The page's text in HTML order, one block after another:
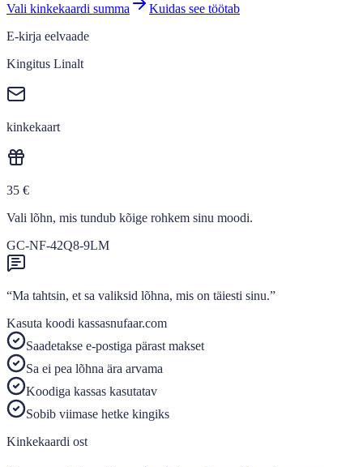
Vali kinkekaardi summa
Kuidas see töötab
E-kirja eelvaade
Kingitus Linalt
kinkekaart
35 €
Vali lõhn, mis tundub kõige rohkem sinu moodi.
GC-NF-42Q8-9LM
“Ma tahtsin, et sa valiksid lõhna, mis on täiesti sinu.”
Kasuta koodi kassasnufaar.com
Saadetakse e-postiga pärast makset
Sa ei pea lõhna ära arvama
Koodiga kassas kasutatav
Sobib viimase hetke kingiks
Kinkekaardi ost